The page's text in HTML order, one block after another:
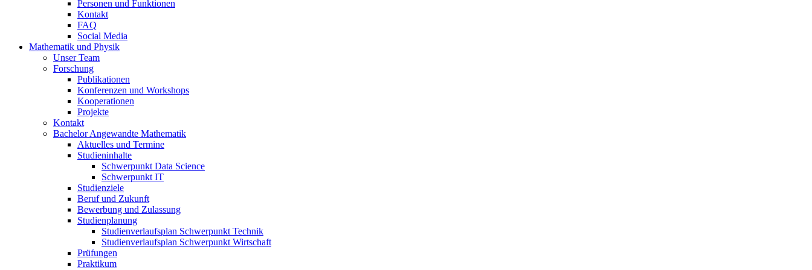
Personen und Funktionen
Kontakt
FAQ
Social Media
Mathematik und Physik
Unser Team
Forschung
Publikationen
Konferenzen und Workshops
Kooperationen
Projekte
Kontakt
Bachelor Angewandte Mathematik
Aktuelles und Termine
Studieninhalte
Schwerpunkt Data Science
Schwerpunkt IT
Studienziele
Beruf und Zukunft
Bewerbung und Zulassung
Studienplanung
Studienverlaufsplan Schwerpunkt Technik
Studienverlaufsplan Schwerpunkt Wirtschaft
Prüfungen
Praktikum